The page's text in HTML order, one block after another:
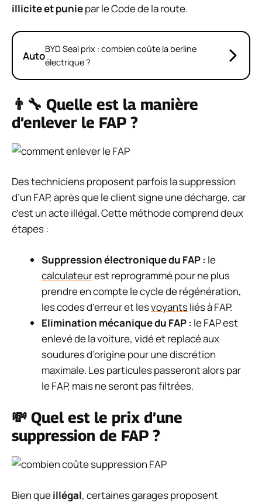
illicite et puniepar le Code de la route.
AutoBYD Seal prix : combien coûte la berline
électrique ?
👨‍🔧 Quelle est la manière
d’enlever le FAP ?
Des techniciens proposent parfois la suppression
d’un FAP, après que le client signe une décharge, car
c’est un acte illégal. Cette méthode comprend deux
étapes :
Suppression électronique du FAP : le
calculateurest reprogrammé pour ne plus
prendre en compte le cycle de régénération,
les codes d’erreur et lesvoyantsliés à FAP.
Elimination mécanique du FAP : le FAP est
enlevé de la voiture, vidé et replacé aux
soudures d’origine pour une discrétion
maximale. Les particules passeront alors par
le FAP, mais ne seront pas filtrées.
💸 Quel est le prix d’une
suppression de FAP ?
Bien queillégal, certaines garages proposent